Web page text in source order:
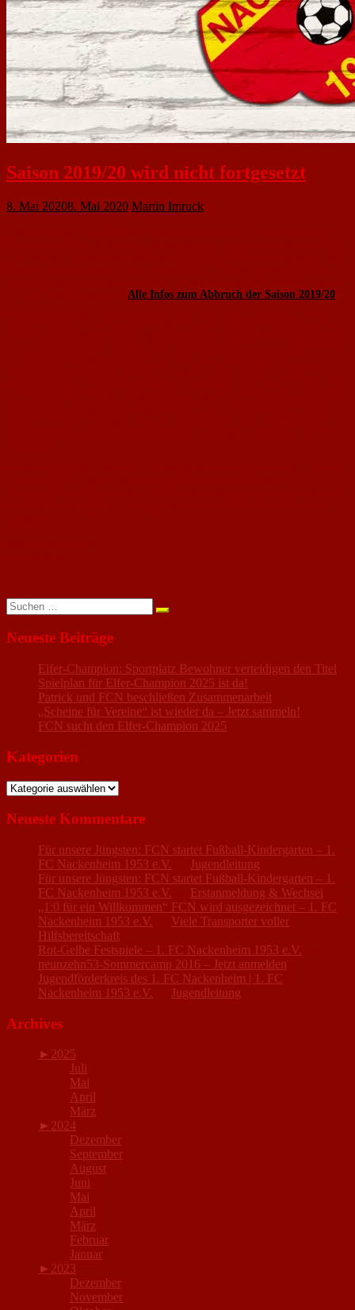
Saison 2019/20 wird nicht fortgesetzt
8. Mai 20208. Mai 2020 Martin Imruck
Alle Infos zum Abbruch der Saison 2019/20
Suchen
nach:
Neueste Beiträge
Elfer-Champion: Sportplatz Bewohner verteidigen den Titel
Spielplan für Elfer-Champion 2025 ist da!
Patrick und FCN beschließen Zusammenarbeit
„Scheine für Vereine“ ist wieder da – Jetzt sammeln!
FCN sucht den Elfer-Champion 2025
Kategorien
Kategorien
Neueste Kommentare
Für unsere Jüngsten: FCN startet Fußball-Kindergarten – 1.
FC Nackenheim 1953 e.V.
Jugendleitung
Für unsere Jüngsten: FCN startet Fußball-Kindergarten – 1.
FC Nackenheim 1953 e.V.
Erstanmeldung & Wechsel
„1:0 für ein Willkommen“ FCN wird ausgezeichnet – 1. FC
Nackenheim 1953 e.V.
Viele Transporter voller
Hilfsbereitschaft
Rot-Gelbe Festspiele – 1. FC Nackenheim 1953 e.V.
neunzehn53-Sommercamp 2016 – Jetzt anmelden
Jugendförderkreis des 1. FC Nackenheim | 1. FC
Nackenheim 1953 e.V.
Jugendleitung
Archives
► 2025
Juli
Mai
April
März
► 2024
Dezember
September
August
Juni
Mai
April
März
Februar
Januar
► 2023
Dezember
November